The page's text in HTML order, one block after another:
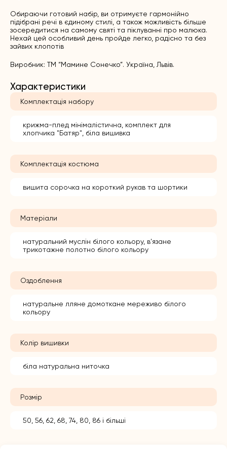
Обираючи готовий набір, ви отримуєте гармонійно
підібрані речі в єдиному стилі, а також можливість більше
зосередитися на самому святі та піклуванні про малюка.
Нехай цей особливий день пройде легко, радісно та без
зайвих клопотів
Виробник: ТМ “Мамине Сонечко”. Україна, Львів.
Характеристики
Комплектація набору
крижма-плед мінімалістична, комплект для
хлопчика "Батяр", біла вишивка
Комплектація костюма
вишита сорочка на короткий рукав та шортики
Матеріали
натуральний муслін білого кольору, в'язане
трикотажне полотно білого кольору
Оздоблення
натуральне лляне домоткане мереживо білого
кольору
Колір вишивки
біла натуральна ниточка
Розмір
50, 56, 62, 68, 74, 80, 86 і більші